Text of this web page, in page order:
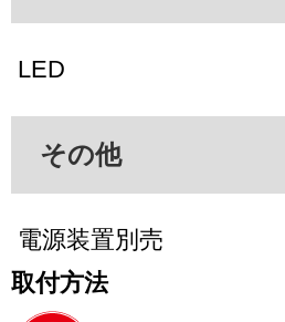
LED
その他
電源装置別売
取付方法